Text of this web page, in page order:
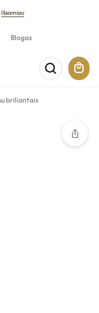
Išsamiau
Blogas
briliantais